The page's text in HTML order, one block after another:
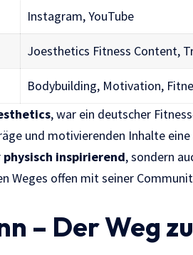
Instagram, YouTube
Joesthetics Fitness Content,
Bodybuilding, Motivation,
, war ein deutscher
und motivierenden Inhalte
physisch inspirierend, sondern
Weges offen mit seiner
– Der Weg